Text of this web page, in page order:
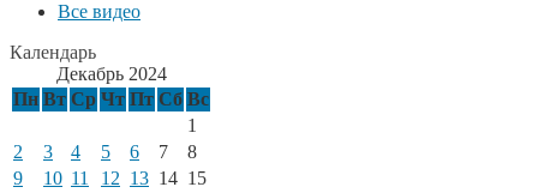
Все видео
Календарь
Декабрь 2024
Пн Вт Ср Чт Пт Сб Вс
1
2
3 4 5 6 7
8
9
10 11 12 13 14 15